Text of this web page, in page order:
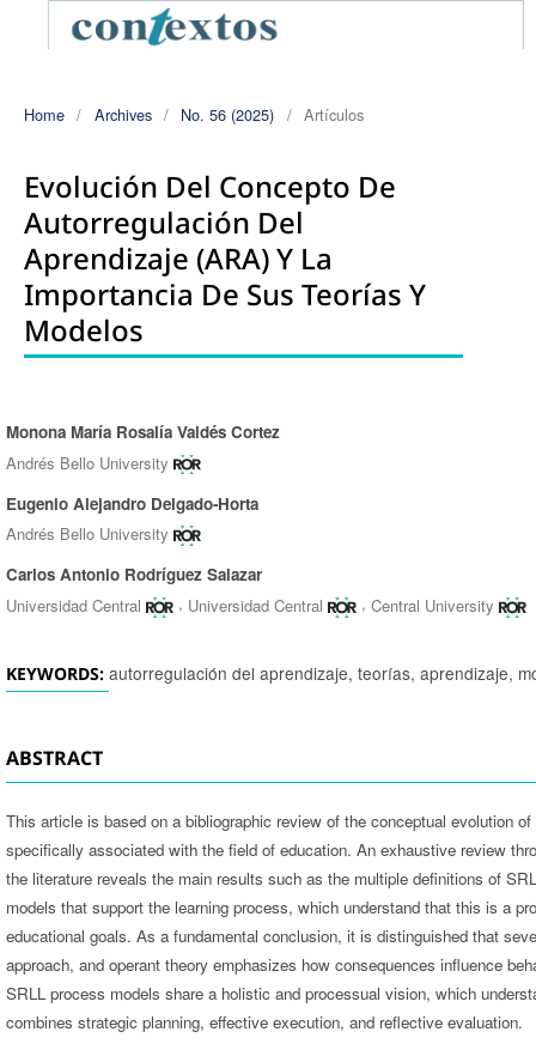
Home / Archives / No. 56 (2025) / Artículos
Evolución Del Concepto De
Autorregulación Del
Aprendizaje (ARA) Y La
Importancia De Sus Teorías Y
Modelos
Authors
Monona María Rosalía Valdés Cortez
Andrés Bello University
Eugenio Alejandro Delgado-Horta
Andrés Bello University
Carlos Antonio Rodríguez Salazar
Universidad Central
, Universidad Central , Central University
KEYWORDS: autorregulación del aprendizaje, teorías, aprendizaje,
ABSTRACT
This article is based on a bibliographic review of the conceptual evolution
specifically associated with the field of education. An exhaustive review
the literature reveals the main results such as the multiple definitions of
models that support the learning process, which understand that this is a
educational goals. As a fundamental conclusion, it is distinguished that
approach, and operant theory emphasizes how consequences influence
SRLL process models share a holistic and processual vision, which
combines strategic planning, effective execution, and reflective evaluation.